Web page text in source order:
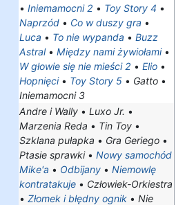
• Iniemamocni 2 • Toy Story 4 •
Naprzód • Co w duszy gra •
Luca • To nie wypanda • Buzz
Astral• Między nami żywiołami•
W głowie się nie mieści 2 • Elio •
Hopnięci• Toy Story 5 • Gatto •
Iniemamocni 3
Andre i Wally • Luxo Jr. •
Marzenia Reda • Tin Toy •
Szklana pułapka • Gra Geriego •
Ptasie sprawki• Nowy samochód
Mike'a • Odbijany • Niemowlę
kontratakuje • Człowiek-Orkiestra
• Złomek i błędny ognik • Nie